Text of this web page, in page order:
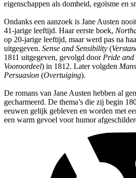
eigenschappen als domheid, egoïsme en
Ondanks een aanzoek is Jane Austen
41-jarige leeftijd. Haar eerste boek,
op 20-jarige leeftijd, maar werd pas na
uitgegeven. Sense and Sensibility (
1811 uitgegeven, gevolgd door Pride and
Vooroordeel) in 1812. Later volgden
Persuasion (Overtuiging).
De romans van Jane Austen hebben al
gecharmeerd. De thema’s die zij begin
eeuwen gelijk gebleven en worden met
een warm gevoel voor humor